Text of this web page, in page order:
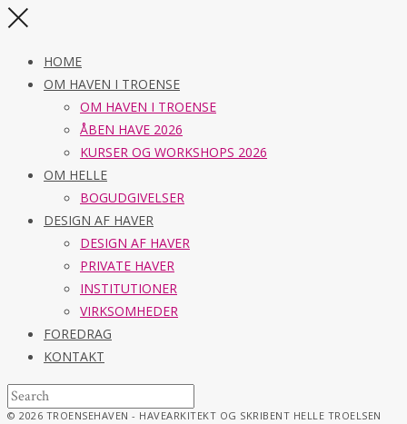
HOME
OM HAVEN I TROENSE
OM HAVEN I TROENSE
ÅBEN HAVE 2026
KURSER OG WORKSHOPS 2026
OM HELLE
BOGUDGIVELSER
DESIGN AF HAVER
DESIGN AF HAVER
PRIVATE HAVER
INSTITUTIONER
VIRKSOMHEDER
FOREDRAG
KONTAKT
© 2026 TROENSEHAVEN - HAVEARKITEKT OG SKRIBENT HELLE TROELSEN